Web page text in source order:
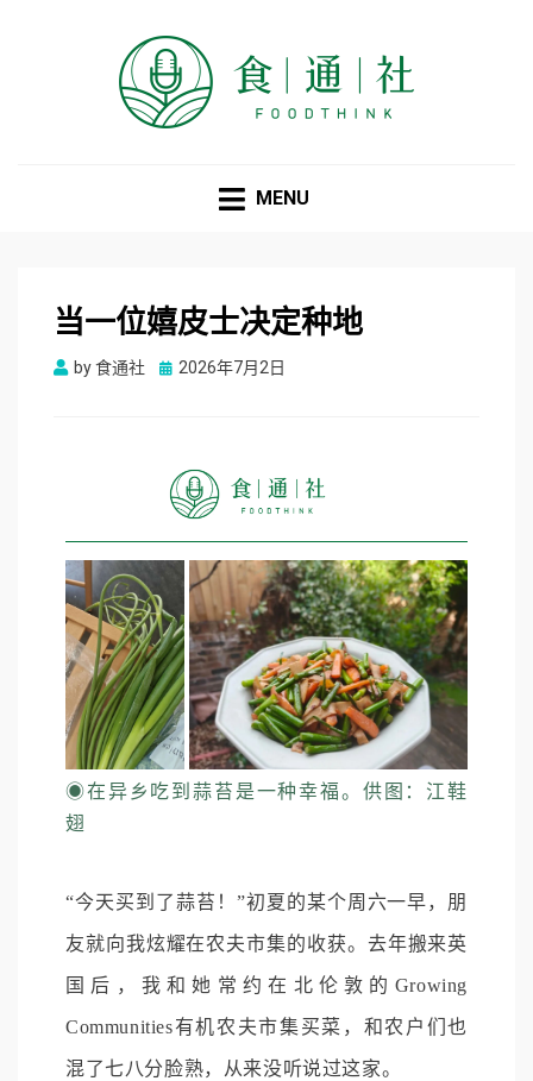
MENU
当一位嬉皮士决定种地
by食通社
Posted
2026年7月2日
◉在异乡吃到蒜苔是一种幸福。 供图：江鞋
翅
“今天买到了蒜苔！”初夏的某个周六一早，朋
友就向我炫耀在农夫市集的收获。去年搬来英
国后，我和她常约在北伦敦的Growing
Communities有机农夫市集买菜，和农户们也
混了七八分脸熟，从来没听说过这家。